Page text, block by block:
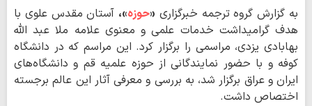
به گزارش گروه ترجمه خبرگزاری «حوزه»، آستان مقدس علوی با
هدف گرامیداشت خدمات علمی و معنوی علامه ملا عبد الله
بهابادی یزدی، مراسمی را برگزار کرد. این مراسم که در دانشگاه
کوفه و با حضور نمایندگانی از حوزه علمیه قم و دانشگاه‌های
ایران و عراق برگزار شد، به بررسی و معرفی آثار این عالم برجسته
اختصاص داشت.